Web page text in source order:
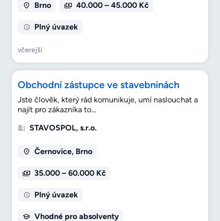
Brno 40.000 – 45.000 Kč
Plný úvazek
včerejší
Obchodní zástupce ve stavebninách
Jste člověk, který rád komunikuje, umí naslouchat a
najít pro zákazníka to…
STAVOSPOL, s.r.o.
Černovice, Brno
35.000 – 60.000 Kč
Plný úvazek
Vhodné pro absolventy